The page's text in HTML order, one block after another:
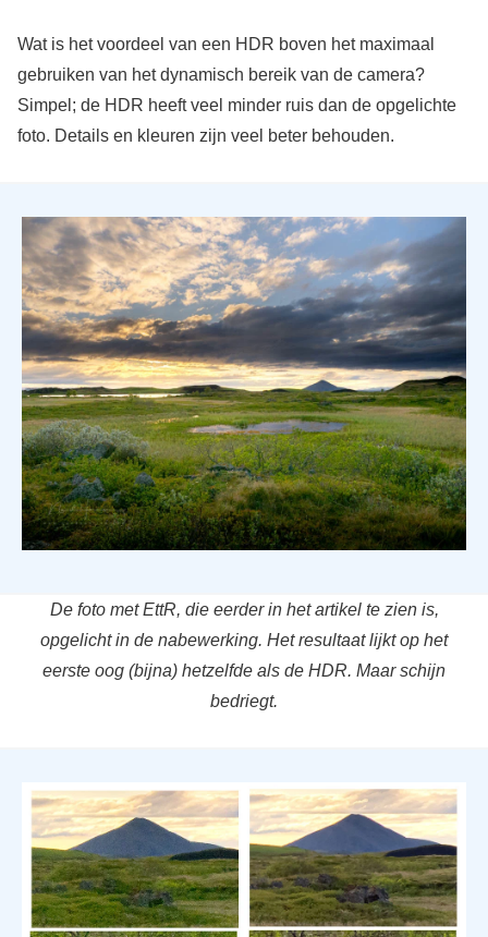
Wat is het voordeel van een HDR boven het maximaal
gebruiken van het dynamisch bereik van de camera?
Simpel; de HDR heeft veel minder ruis dan de opgelichte
foto. Details en kleuren zijn veel beter behouden.
De foto met EttR, die eerder in het artikel te zien is,
opgelicht in de nabewerking. Het resultaat lijkt op het
eerste oog (bijna) hetzelfde als de HDR. Maar schijn
bedriegt.